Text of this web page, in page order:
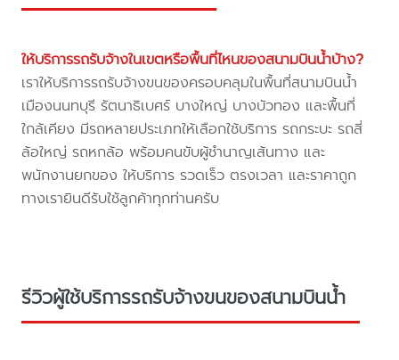
ให้บริการรถรับจ้างในเขตหรือพื้นที่ไหนของสนามบินน้ำบ้าง?
เราให้บริการรถรับจ้างขนของครอบคลุมในพื้นที่สนามบินน้ำ
เมืองนนทบุรี รัตนาธิเบศร์ บางใหญ่ บางบัวทอง และพื้นที่
ใกล้เคียง มีรถหลายประเภทให้เลือกใช้บริการ รถกระบะ รถสี่
ล้อใหญ่ รถหกล้อ พร้อมคนขับผู้ชำนาญเส้นทาง และ
พนักงานยกของ ให้บริการ รวดเร็ว ตรงเวลา และราคาถูก
ทางเรายินดีรับใช้ลูกค้าทุกท่านครับ
รีวิวผู้ใช้บริการรถรับจ้างขนของสนามบินน้ำ